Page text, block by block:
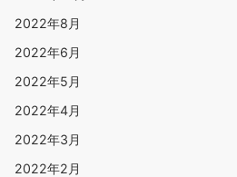
2022年8月
2022年6月
2022年5月
2022年4月
2022年3月
2022年2月